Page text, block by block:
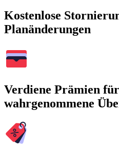
Kostenlose
Planänderungen
Verdiene Prämien
wahrgenommene